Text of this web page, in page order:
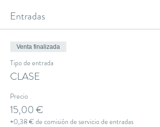
Entradas
Venta finalizada
Tipo de entrada
CLASE
Precio
15,00 €
+0,38 € de comisión de servicio de entradas